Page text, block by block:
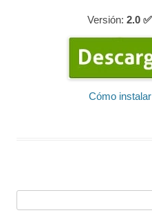
Versión: 2.0 ✅
Cómo